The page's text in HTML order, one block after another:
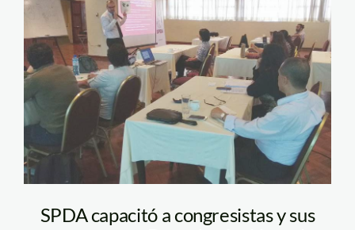
capella—spda
SPDA capacitó a congresistas y sus